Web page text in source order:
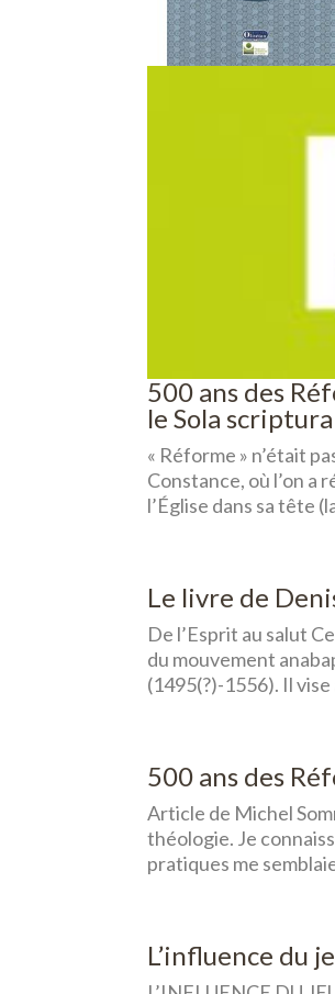
500 ans des
le Sola scriptura
« Réforme » n’était
Constance, où l’on a
l’Église dans sa tête
Le livre de
De l’Esprit au salut
du mouvement
(1495(?)-1556). Il
500 ans des
Article de Michel
théologie. Je
pratiques me
L’influence du